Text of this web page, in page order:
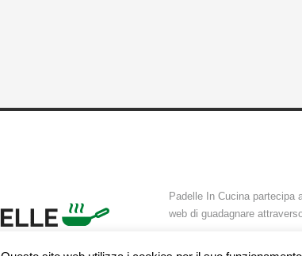
Padelle In Cucina partecipa
web di guadagnare